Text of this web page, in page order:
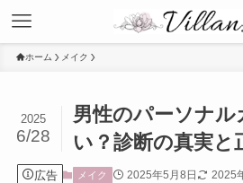
ホーム メイク
男性のパーソナル
い？診断の真実と
2025
6/28
広告 メイク 2025年5月8日 2025